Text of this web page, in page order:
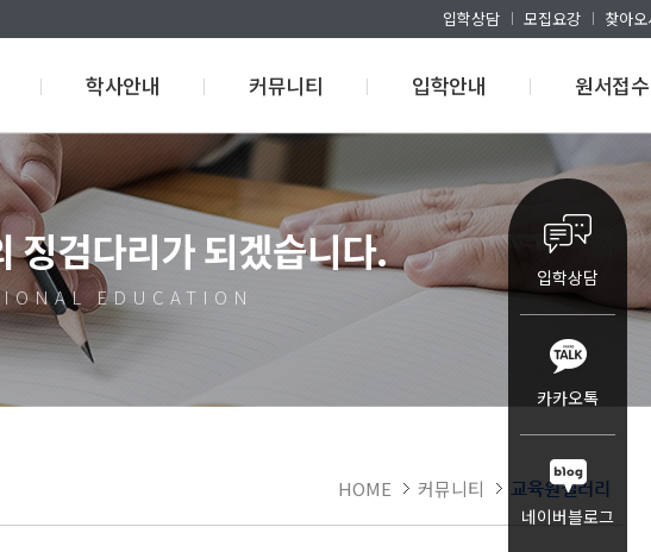
입학상담 모집요강 찾아
정
학사안내
학사일정
고교위탁 교육규정
NCS국가직무능력표준
커뮤니티
언론에서말한다
교육원갤러리
입학안내
모집요강
입학상담
생활관 안내
FAQ
원서접수
원서접수
원서접수조
합격자조회
징검다리가 되겠습니다.
EDUCATION
HOME 커뮤니티 교육원갤러리
입학상담
카카오톡
네이버블로그